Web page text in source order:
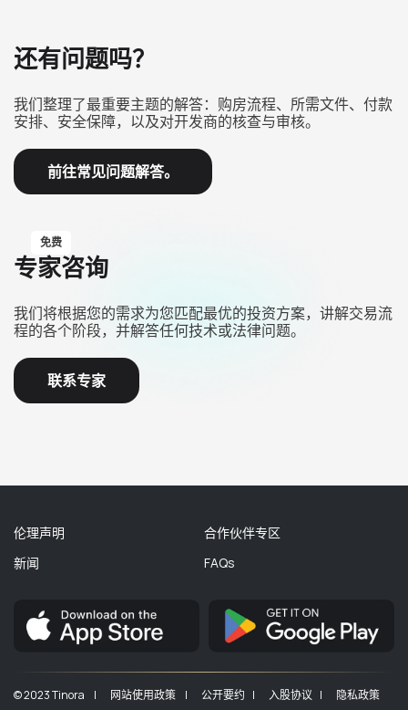
还有问题吗？
我们整理了最重要主题的解答：购房流程、所需文件、付款
安排、安全保障，以及对开发商的核查与审核。
前往常见问题解答。
免费
专家咨询
我们将根据您的需求为您匹配最优的投资方案，讲解交易流
程的各个阶段，并解答任何技术或法律问题。
联系专家
伦理声明
新闻
合作伙伴专区
FAQs
© 2023 Tinora | 网站使用政策 | 公开要约 | 入股协议 | 隐私政策